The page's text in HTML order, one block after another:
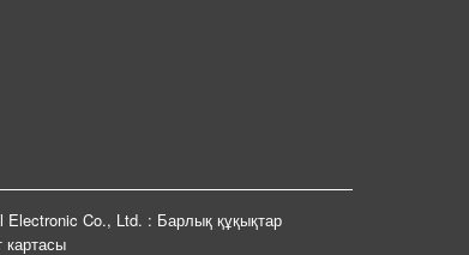
Co., Ltd. : Барлық құқықтар
картасы